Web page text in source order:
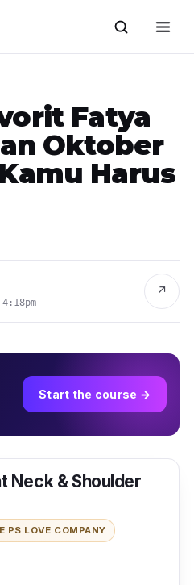
Fatya
Oktober
Harus
↗
Start the course →
Neck & Shoulder
PS LOVE COMPANY